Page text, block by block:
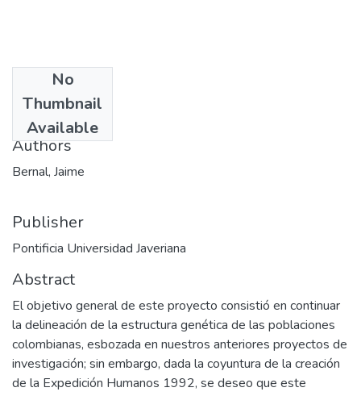
No
Thumbnail
Available
1992-03
Authors
Bernal, Jaime
Publisher
Pontificia Universidad Javeriana
Abstract
El objetivo general de este proyecto consistió en continuar
la delineación de la estructura genética de las poblaciones
colombianas, esbozada en nuestros anteriores proyectos de
investigación; sin embargo, dada la coyuntura de la creación
de la Expedición Humanos 1992, se deseo que este